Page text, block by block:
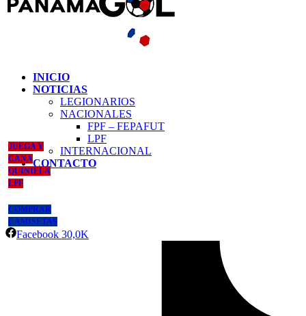
INICIO
NOTICIAS
LEGIONARIOS
NACIONALES
FPF – FEPAFUT
LPF
INTERNACIONAL
CONTACTO
JUEGA Y
GANA
QUINIELA
LPF
COMPRAR
CAMISETAS
Facebook 30,0K